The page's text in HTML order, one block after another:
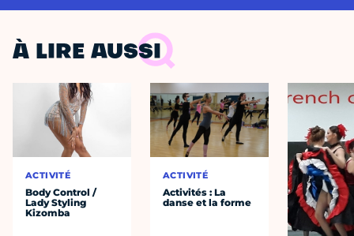
À LIRE AUSSI
ACTIVITÉ
Body Control /
Lady Styling
Kizomba
ACTIVITÉ
Activités : La
danse et la forme